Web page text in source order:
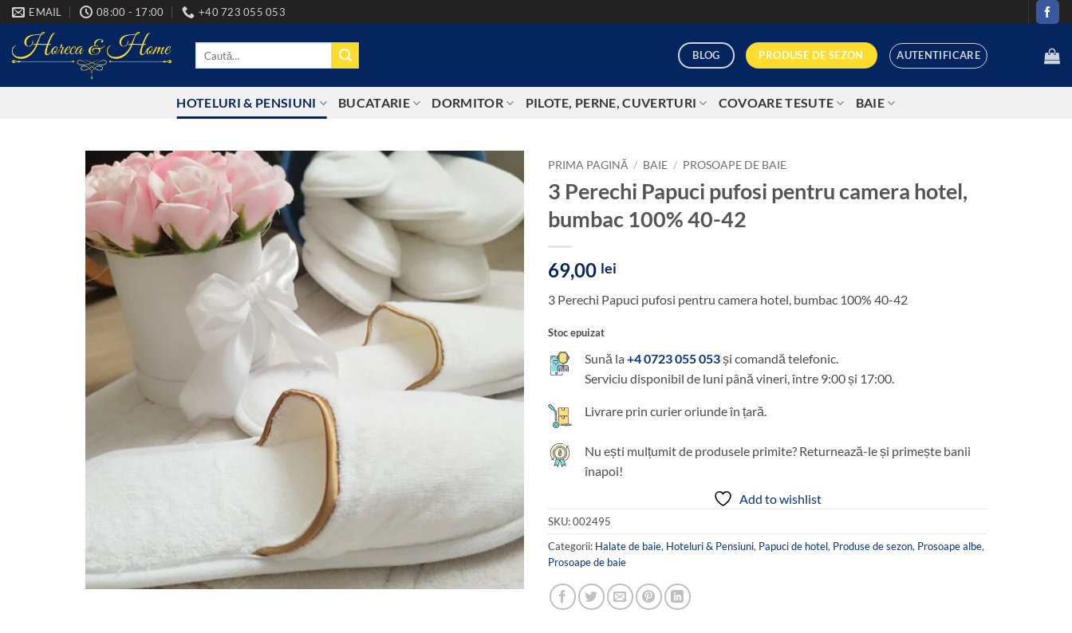
Skip
to
content
EMAIL 08:00 - 17:00 +40 723 055 053
BLOG PRODUSE DE SEZON AUTENTIFICARE
HOTELURI & PENSIUNI BUCATARIE DORMITOR PILOTE, PERNE, CUVERTURI COVOARE TESUTE BAIE
wishlist
PRIMA PAGINĂ / BAIE / PROSOAPE DE BAIE
3 Perechi Papuci pufosi pentru camera hotel,
bumbac 100% 40-42
69,00 lei
3 Perechi Papuci pufosi pentru camera hotel, bumbac 100% 40-42
Stoc epuizat
Sună la +4 0723 055 053și comandă telefonic.
Serviciu disponibil de luni până vineri, între 9:00 și 17:00.
Livrare prin curier oriunde în țară.
Nu ești mulțumit de produsele primite? Returnează-le și primește banii
înapoi!
Add to wishlist
SKU:002495
Categorii: Halate de baie, Hoteluri & Pensiuni, Papuci de hotel, Produse de sezon, Prosoape albe,
Prosoape de baie